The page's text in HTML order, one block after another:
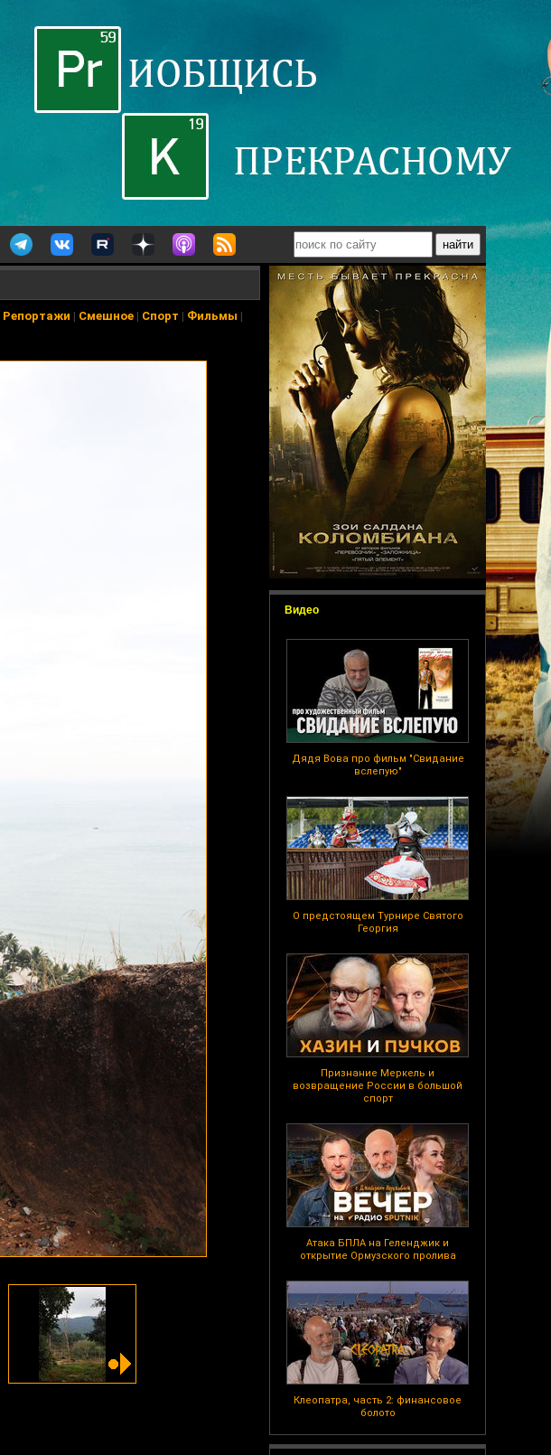
Видео
Дядя Вова про фильм "Свидание
вслепую"
О предстоящем Турнире Святого
Георгия
Признание Меркель и
возвращение России в большой
спорт
Атака БПЛА на Геленджик и
открытие Ормузского пролива
Клеопатра, часть 2: финансовое
болото
Репортажи | Смешное| Спорт | Фильмы |